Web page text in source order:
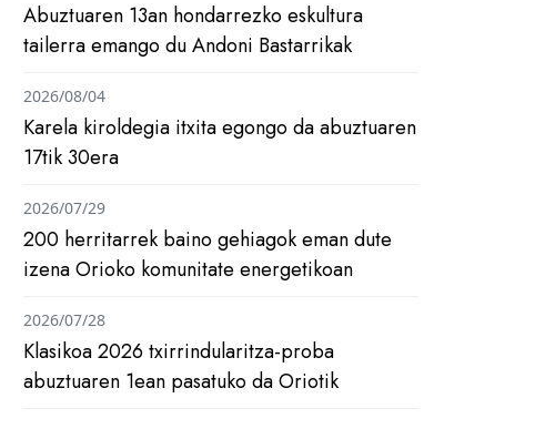
Abuztuaren 13an hondarrezko eskultura
tailerra emango du Andoni Bastarrikak
Karela kiroldegia itxita egongo da abuztuaren
17tik 30era
2026/08/04
200 herritarrek baino gehiagok eman dute
izena Orioko komunitate energetikoan
2026/07/29
Klasikoa 2026 txirrindularitza-proba
abuztuaren 1ean pasatuko da Oriotik
2026/07/28